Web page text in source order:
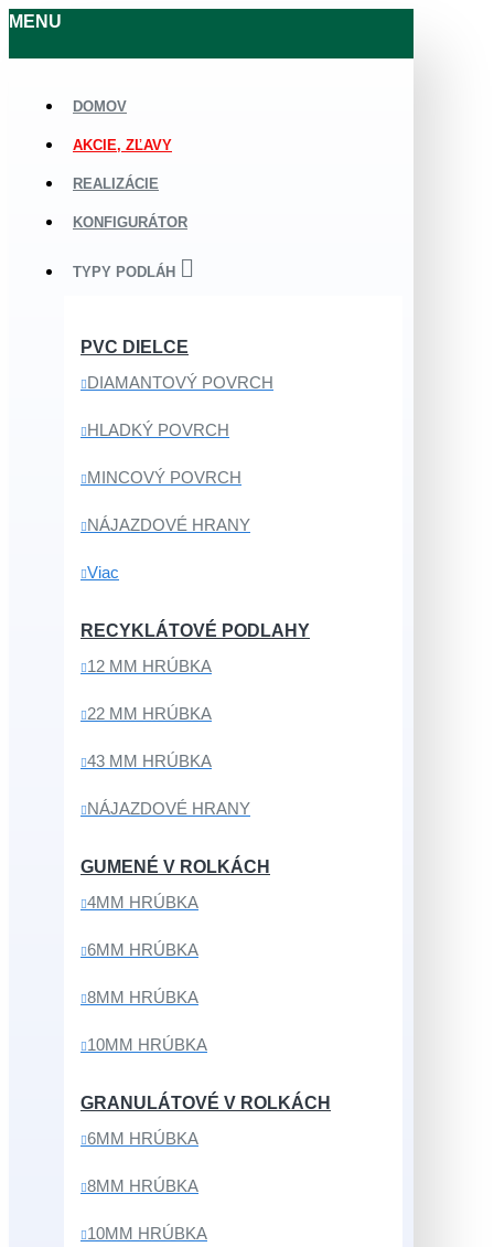
MENU
DOMOV
AKCIE, ZĽAVY
REALIZÁCIE
KONFIGURÁTOR
TYPY PODLÁH
PVC DIELCE
DIAMANTOVÝ POVRCH
HLADKÝ POVRCH
MINCOVÝ POVRCH
NÁJAZDOVÉ HRANY
Viac
RECYKLÁTOVÉ PODLAHY
12 MM HRÚBKA
22 MM HRÚBKA
43 MM HRÚBKA
NÁJAZDOVÉ HRANY
GUMENÉ V ROLKÁCH
4MM HRÚBKA
6MM HRÚBKA
8MM HRÚBKA
10MM HRÚBKA
GRANULÁTOVÉ V ROLKÁCH
6MM HRÚBKA
8MM HRÚBKA
10MM HRÚBKA